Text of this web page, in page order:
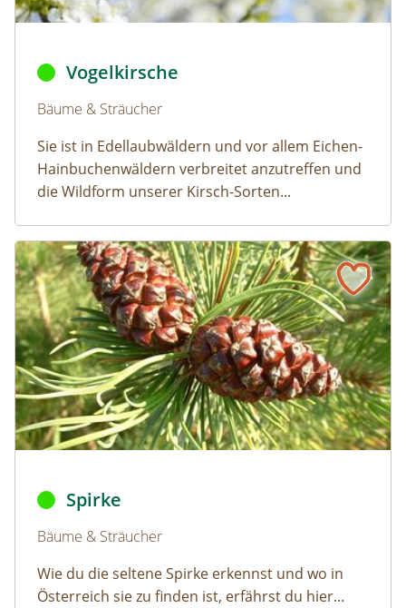
Naturlexikon: Vogelkirsche
Vogelkirsche
Bäume & Sträucher
Sie ist in Edellaubwäldern und vor allem Eichen-
Hainbuchenwäldern verbreitet anzutreffen und
die Wildform unserer Kirsch-Sorten...
Spirke
Naturlexikon: Spirke
Naturlexikon: Spirke
Spirke
Bäume & Sträucher
Wie du die seltene Spirke erkennst und wo in
Österreich sie zu finden ist, erfährst du hier...